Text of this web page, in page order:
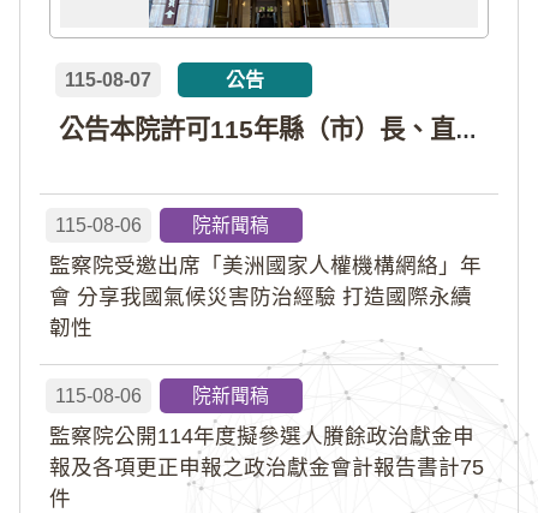
公告本院許可115年縣（市）長、直轄市議員、縣（市）議員擬參選人開立政治獻金專戶共計4戶。各專戶得收受政治獻金期間為自專戶許可設立日起至115年11月27日止，專戶名冊詳如附件。
115-08-07 公告
115-08-06 院新聞稿
監察院受邀出席「美洲國家人權機構網絡」年
會 分享我國氣候災害防治經驗 打造國際永續
韌性
115-08-06 院新聞稿
監察院公開114年度擬參選人賸餘政治獻金申
報及各項更正申報之政治獻金會計報告書計75
件